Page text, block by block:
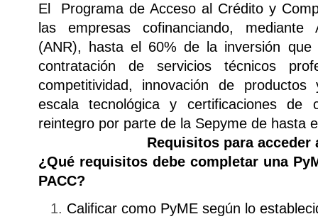
El Programa de Acceso al Crédito y
las empresas cofinanciando, mediante
(ANR), hasta el 60% de la inversión
contratación de servicios técnicos
competitividad, innovación de
escala tecnológica y certificaciones de
reintegro por parte de la Sepyme de hasta
Requisitos para acceder
¿Qué requisitos debe completar una
PACC?
Calificar como PyME según lo